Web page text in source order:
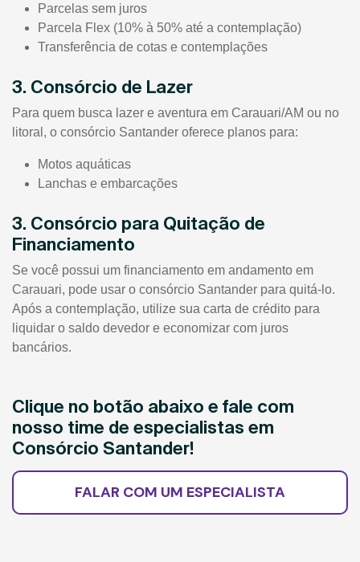
Parcelas sem juros
Parcela Flex (10% à 50% até a contemplação)
Transferência de cotas e contemplações
3. Consórcio de Lazer
Para quem busca lazer e aventura em Carauari/AM ou no
litoral, o consórcio Santander oferece planos para:
Motos aquáticas
Lanchas e embarcações
3. Consórcio para Quitação de
Financiamento
Se você possui um financiamento em andamento em
Carauari, pode usar o consórcio Santander para quitá-lo.
Após a contemplação, utilize sua carta de crédito para
liquidar o saldo devedor e economizar com juros
bancários.
Clique no botão abaixo e fale com
nosso time de especialistas em
Consórcio Santander!
FALAR COM UM ESPECIALISTA